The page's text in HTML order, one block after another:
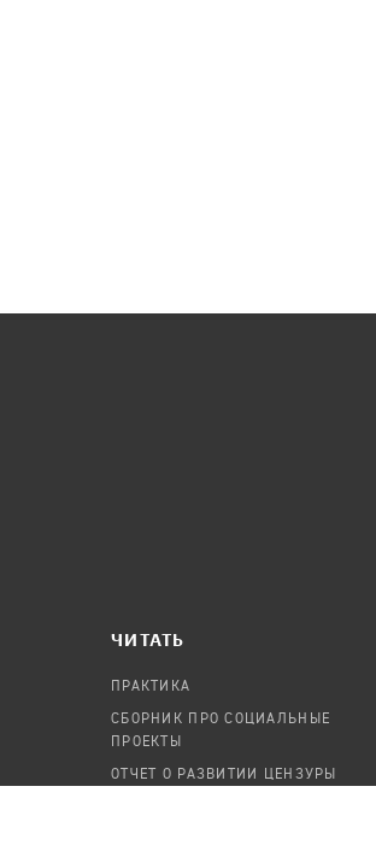
ЧИТАТЬ
ПРАКТИКА
СБОРНИК ПРО СОЦИАЛЬНЫЕ
ПРОЕКТЫ
ОТЧЕТ О РАЗВИТИИ ЦЕНЗУРЫ